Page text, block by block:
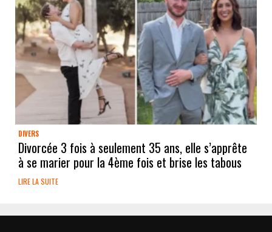
DIVERS
Divorcée 3 fois à seulement 35 ans, elle s’apprête
à se marier pour la 4ème fois et brise les tabous
LIRE LA SUITE